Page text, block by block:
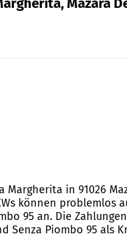
Mazara
Margherita in 91026
können problemlos
95 an. Die
Senza Piombo 95 als